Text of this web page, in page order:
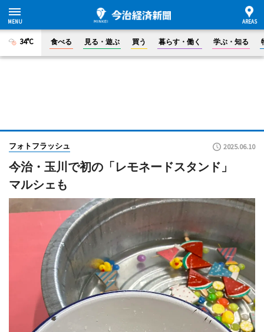
34°C 食べる 見る・遊ぶ 買う 暮らす・働く 学ぶ・知る
フォトフラッシュ 2025.06.10
今治・玉川で初の「レモネードスタンド」
マルシェも